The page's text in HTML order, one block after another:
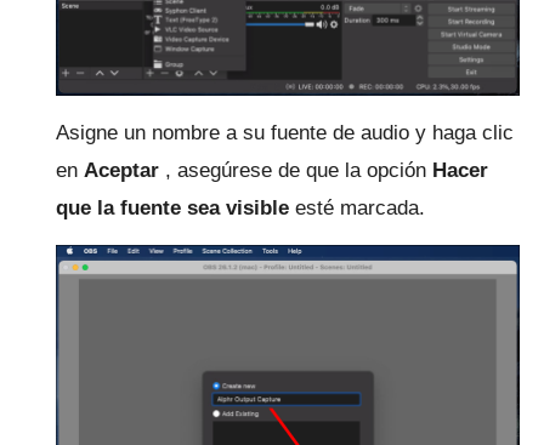
Asigne un nombre a su fuente de audio y haga clic
en Aceptar , asegúrese de que la opción Hacer
que la fuente sea visible esté marcada.